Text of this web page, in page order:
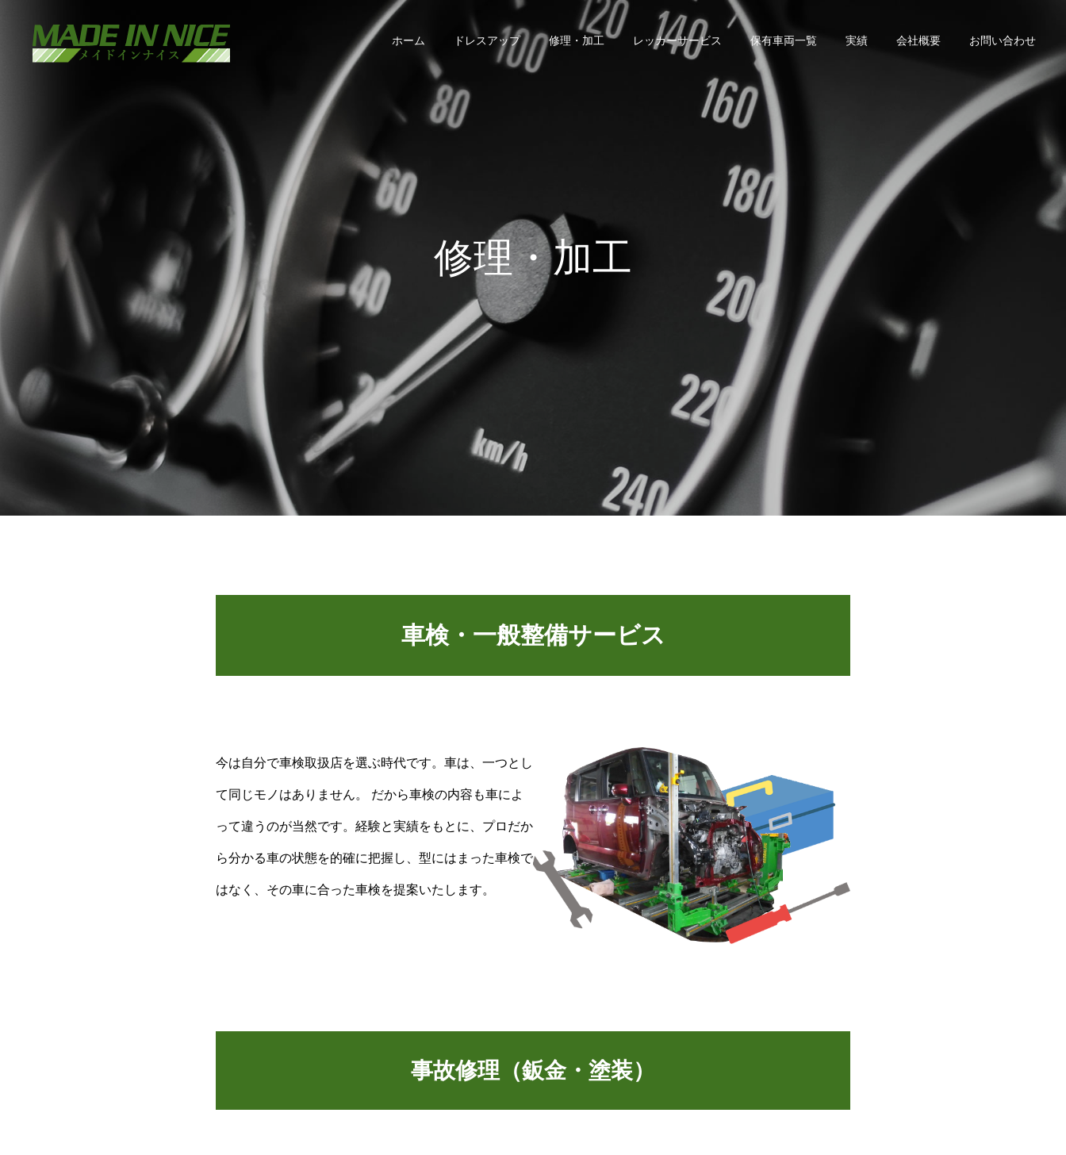
ホーム ドレスアップ 修理・加工 レッカーサービス 保有車両一覧 実績 会社概要 お問い合わせ
修理・加工
車検・一般整備サービス
今は自分で車検取扱店を選ぶ時代です。車は、一つとし
て同じモノはありません。 だから車検の内容も車によ
って違うのが当然です。経験と実績をもとに、プロだか
ら分かる車の状態を的確に把握し、型にはまった車検で
はなく、その車に合った車検を提案いたします。
事故修理（鈑金・塗装）